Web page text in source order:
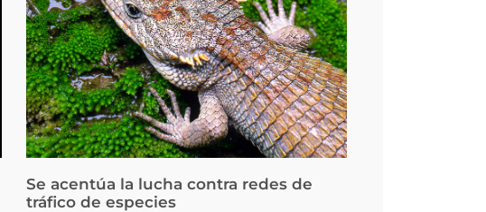
Se acentúa la lucha contra redes de
tráfico de especies